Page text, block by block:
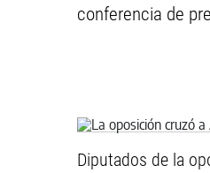
conferencia de
Diputados de la